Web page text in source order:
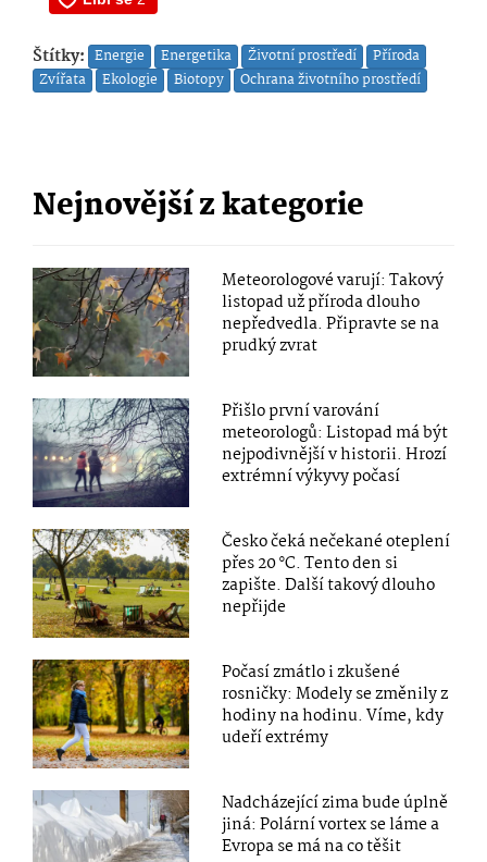
Štítky: Energie Energetika Životní prostředí
Příroda
Zvířata
Ekologie Biotopy Ochrana životního prostředí
Nejnovější z kategorie
Meteorologové varují: Takový
listopad už příroda dlouho
nepředvedla. Připravte se na
prudký zvrat
Přišlo první varování
meteorologů: Listopad má být
nejpodivnější v historii. Hrozí
extrémní výkyvy počasí
Česko čeká nečekané oteplení
přes 20 °C. Tento den si
zapište. Další takový dlouho
nepřijde
Počasí zmátlo i zkušené
rosničky: Modely se změnily z
hodiny na hodinu. Víme, kdy
udeří extrémy
Nadcházející zima bude úplně
jiná: Polární vortex se láme a
Evropa se má na co těšit